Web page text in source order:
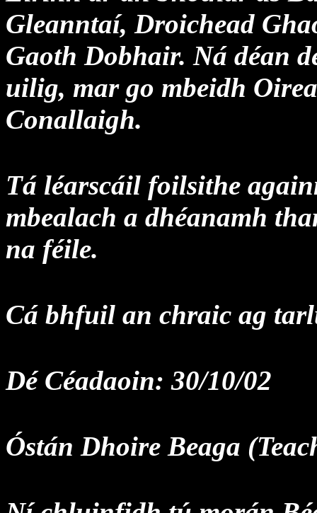
Gleanntaí, Droichead
Gaoth Dobhair. Ná déan
uilig, mar go mbeidh
Conallaigh.
Tá léarscáil foilsithe
mbealach a dhéanamh
na féile.
Cá bhfuil an chraic ag
Dé Céadaoin: 30/10/02
Óstán Dhoire Beaga